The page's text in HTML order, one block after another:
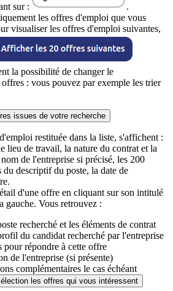
sur :
.
les offres d'emploi que vous
visualiser les offres d'emploi suivantes,
la possibilité de changer le
offres : vous pouvez par exemple les trier
issues de votre recherche
restituée dans la liste, s'affichent :
lieu de travail, la nature du contrat et la
de l'entreprise si précisé, les 200
du descriptif du poste, la date de
d'une offre en cliquant sur son intitulé
gauche. Vous retrouvez :
recherché et les éléments de contrat
du candidat recherché par l'entreprise
pour répondre à cette offre
de l'entreprise (si présente)
complémentaires le cas échéant
les offres qui vous intéressent